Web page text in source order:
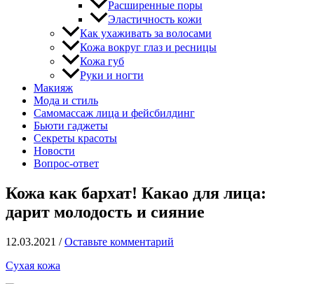
Расширенные поры
Эластичность кожи
Как ухаживать за волосами
Кожа вокруг глаз и ресницы
Кожа губ
Руки и ногти
Макияж
Мода и стиль
Самомассаж лица и фейсбилдинг
Бьюти гаджеты
Секреты красоты
Новости
Вопрос-ответ
Кожа как бархат! Какао для лица:
дарит молодость и сияние
12.03.2021 /Оставьте комментарий
Сухая кожа